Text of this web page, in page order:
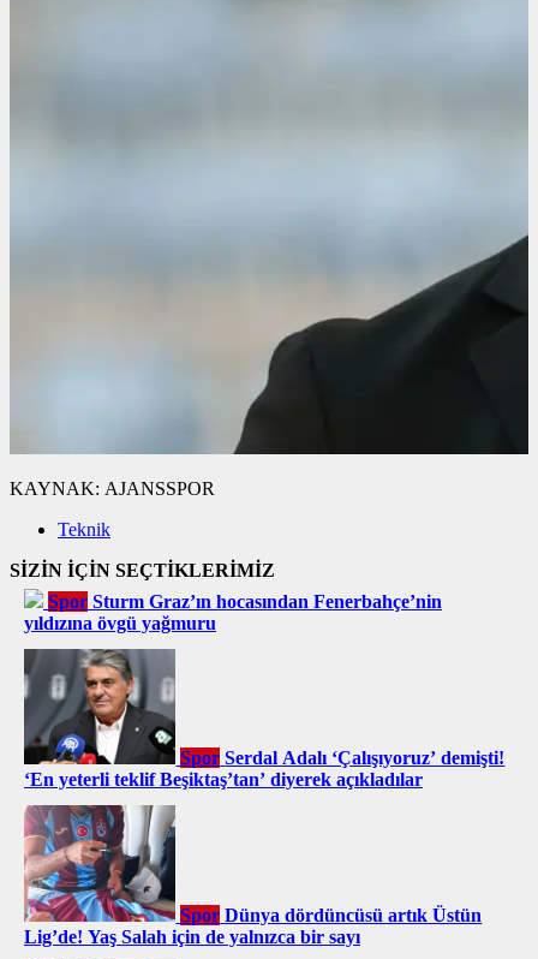
KAYNAK: AJANSSPOR
Teknik
SİZİN İÇİN SEÇTİKLERİMİZ
Spor Sturm Graz’ın hocasından Fenerbahçe’nin
yıldızına övgü yağmuru
Spor Serdal Adalı ‘Çalışıyoruz’ demişti!
‘En yeterli teklif Beşiktaş’tan’ diyerek açıkladılar
Spor Dünya dördüncüsü artık Üstün
Lig’de! Yaş Salah için de yalnızca bir sayı